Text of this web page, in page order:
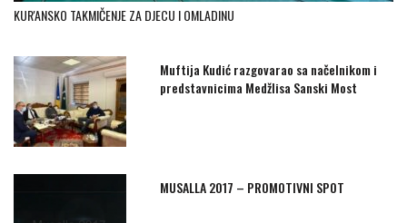
KUR'ANSKO TAKMIČENJE ZA DJECU I OMLADINU
Muftija Kudić razgovarao sa načelnikom i
predstavnicima Medžlisa Sanski Most
MUSALLA 2017 – PROMOTIVNI SPOT